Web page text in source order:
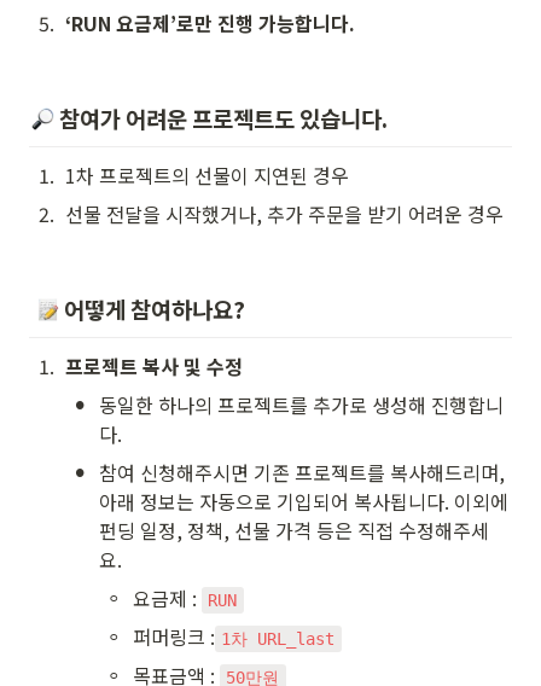
5. ‘RUN 요금제’로만 진행 가능합니다.
참여가 어려운 프로젝트도 있습니다.
1. 1차 프로젝트의 선물이 지연된 경우
2. 선물 전달을 시작했거나, 추가 주문을 받기 어려운 경우
어떻게 참여하나요?
1. 프로젝트 복사 및 수정
• 동일한 하나의 프로젝트를 추가로 생성해 진행합니
다.
• 참여 신청해주시면 기존 프로젝트를 복사해드리며,
아래 정보는 자동으로 기입되어 복사됩니다. 이외에
펀딩 일정, 정책, 선물 가격 등은 직접 수정해주세
요.
◦ 요금제 : RUN
◦ 퍼머링크 : 1차 URL_last
◦ 목표금액 : 50만원